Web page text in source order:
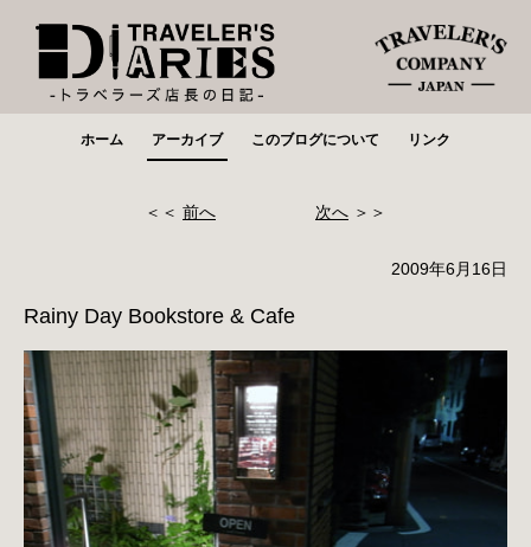
ホーム アーカイブ このブログについて リンク
＜＜ 前へ 次へ ＞＞
2009年6月16日
Rainy Day Bookstore & Cafe